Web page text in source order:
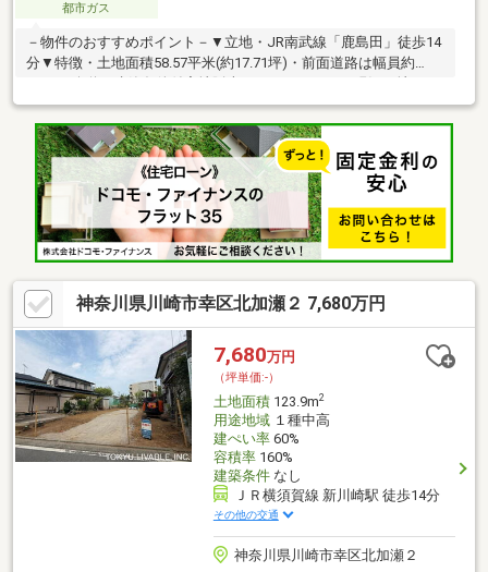
都市ガス
－物件のおすすめポイント－▼立地・JR南武線「鹿島田」徒歩14
分▼特徴・土地面積58.57平米(約17.71坪)・前面道路は幅員約
4.0mの公道・建築条件付宅地販売ではありません・現況更地につ
き、プラン決定次第スムーズに建築に移行可能・都市ガス対応エ
リア▼周辺環境・まいばすけっと古市場2丁目店 徒歩2分(約
95m)・セブンイレブン古市場店 徒歩2分(約110m)・下河原小学校
徒歩7分(約510m)・古市場第3公園 徒歩3分(約180m)■ ご希望の住
まい探しをお手伝いします ━━━━━・・・物件の詳細・ご相談
はお気軽にお問い合わせください。
神奈川県川崎市幸区北加瀬２ 7,680万円
7,680万円
（坪単価:-）
土地面積123.9m2
用途地域１種中高
建ぺい率60%
容積率160%
建築条件なし
ＪＲ横須賀線 新川崎駅 徒歩14分
その他の交通
神奈川県川崎市幸区北加瀬２